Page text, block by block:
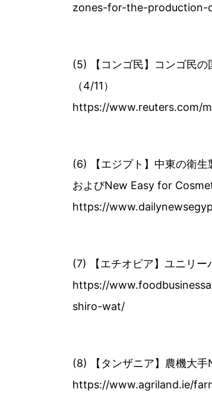
zones-for-the-
(5) 【コンゴ民】コンゴ民
（4/11）
https://www.reuters.com/
(6) 【エジプト】中東の衛
およびNew Easy for
https://
(7) 【エチオピア】ユニリ
https://
shiro-wat/
(8) 【タンザニア】農機大
https://www.agriland.ie/